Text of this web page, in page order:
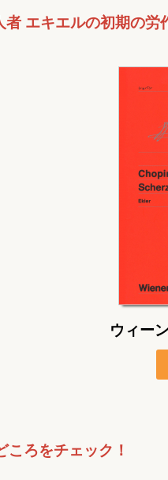
者 エキエルの初期の労
ウィー
ころをチェック！